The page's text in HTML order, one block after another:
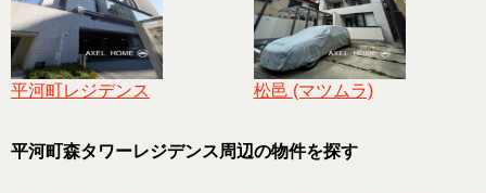
平河町レジデンス 松邑 (マツムラ)
平河町森タワーレジデンス周辺の物件を探す